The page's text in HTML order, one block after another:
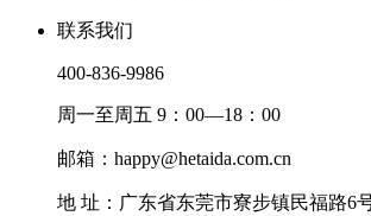
联系我们
400-836-9986
周一至周五 9：00—18：00
邮箱：happy@hetaida.com.cn
地 址：广东省东莞市寮步镇民福路6